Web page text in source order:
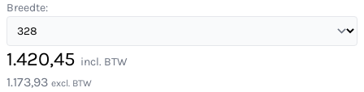
Breedte:
1.420,45 incl. BTW
1.173,93 excl. BTW